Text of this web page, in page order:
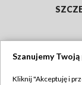
Szanujemy
Kliknij "Akceptuję i